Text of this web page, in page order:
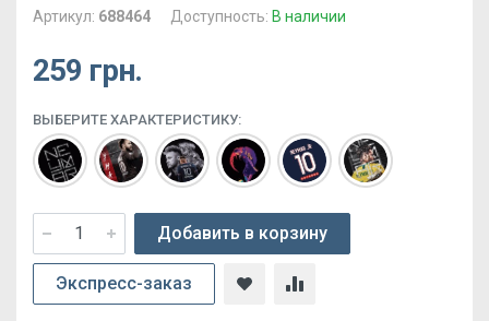
Артикул: 688464 Доступность: В наличии
259 грн.
ВЫБЕРИТЕ ХАРАКТЕРИСТИКУ:
Добавить в корзину
Экспресс-заказ